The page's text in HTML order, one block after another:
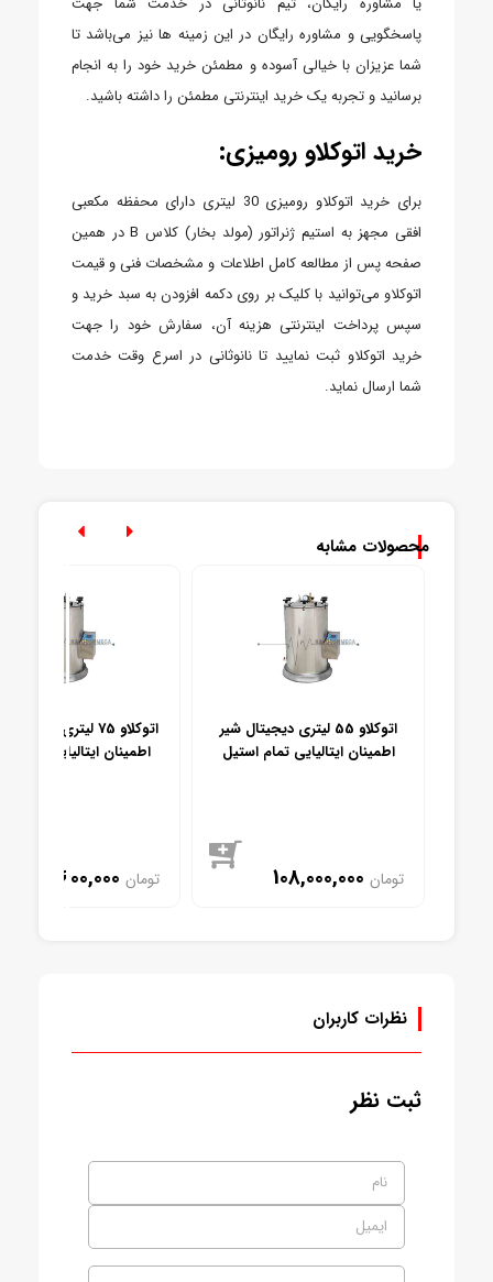
پاسخگویی و مشاوره رایگان در این زمینه ها نیز می‌باشد تا
شما عزیزان با خیالی آسوده و مطمئن خرید خود را به انجام
برسانید و تجربه یک خرید اینترنتی مطمئن را داشته باشید.
خرید اتوکلاو رومیزی:
برای خرید اتوکلاو رومیزی 30 لیتری دارای محفظه مکعبی
افقی مجهز به استیم ژنراتور (مولد بخار) کلاس B در همین
صفحه پس از مطالعه کامل اطلاعات و مشخصات فنی و قیمت
اتوکلاو می‌توانید با کلیک بر روی دکمه افزودن به سبد خرید و
سپس پرداخت اینترنتی هزینه آن، سفارش خود را جهت
خرید اتوکلاو ثبت نمایید تا نانوثانی در اسرع وقت خدمت
شما ارسال نماید.
محصولات مشابه
اتوکلاو 55 لیتری دیجیتال شیر
اطمینان ایتالیایی تمام استیل
108,000,000 تومان
اتوکلاو 75 لیتری
اطمینان ایتالیایی تمام
147,600,000 تومان
نظرات کاربران
ثبت نظر